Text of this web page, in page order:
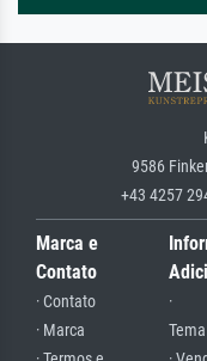
9586
+43 4257
Marca e
Contato
· Contato
· Marca
·